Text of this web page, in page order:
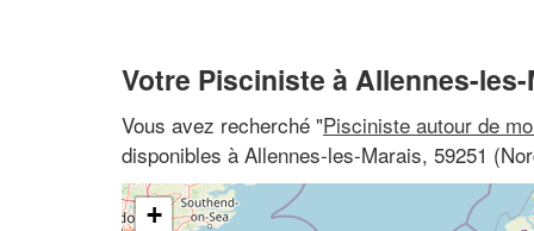
Votre Pisciniste à Allennes-les-
Vous avez recherché "Pisciniste autour de
disponibles à Allennes-les-Marais, 59251
+